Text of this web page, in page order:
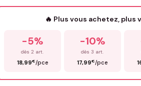
🔥 Plus vous achetez, plus
-5%
dès 2 art.
18,99€/pce
-10%
dès 3 art.
17,99€/pce